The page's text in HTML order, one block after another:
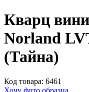
Кварц
Norland
(Тайна)
Код товара: 6461
Хочу фото образца